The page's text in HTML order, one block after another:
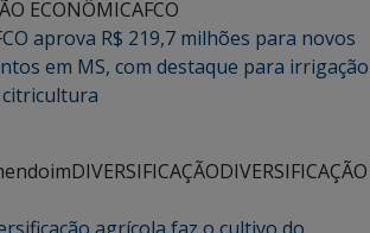
ECONÔMICAFCO
aprova R$ 219,7 milhões para novos
em MS, com destaque para irrigação
DIVERSIFICAÇÃODIVERSIFICAÇÃO